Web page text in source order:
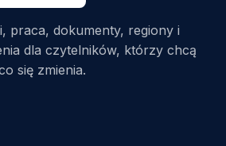
praca, dokumenty, regiony i
dla czytelników, którzy chcą
się zmienia.